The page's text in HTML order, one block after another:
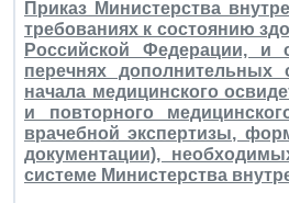
Приказ Министерства
требованиях к состоянию
Российской Федерации, и
перечнях дополнительных
начала медицинского
и повторного
врачебной экспертизы,
документации),
системе Министерства